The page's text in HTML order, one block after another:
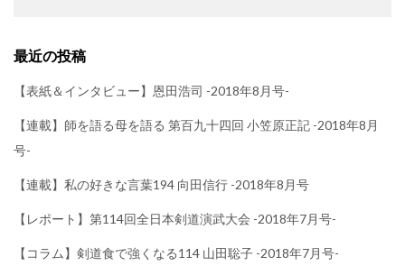
最近の投稿
【表紙＆インタビュー】恩田浩司 -2018年8月号-
【連載】師を語る母を語る 第百九十四回 小笠原正記 -2018年8月
号-
【連載】私の好きな言葉194 向田信行 -2018年8月号
【レポート】第114回全日本剣道演武大会 -2018年7月号-
【コラム】剣道食で強くなる114 山田聡子 -2018年7月号-